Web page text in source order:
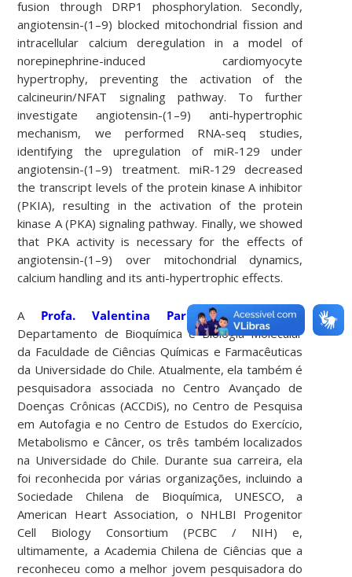
fusion through DRP1 phosphorylation. Secondly,
angiotensin-(1–9) blocked mitochondrial fission and
intracellular calcium deregulation in a model of
norepinephrine-induced cardiomyocyte
hypertrophy, preventing the activation of the
calcineurin/NFAT signaling pathway. To further
investigate angiotensin-(1–9) anti-hypertrophic
mechanism, we performed RNA-seq studies,
identifying the upregulation of miR-129 under
angiotensin-(1–9) treatment. miR-129 decreased
the transcript levels of the protein kinase A inhibitor
(PKIA), resulting in the activation of the protein
kinase A (PKA) signaling pathway. Finally, we showed
that PKA activity is necessary for the effects of
angiotensin-(1–9) over mitochondrial dynamics,
calcium handling and its anti-hypertrophic effects.
A Profa. Valentina Parra(Ph.D) é do
Departamento de Bioquímica e Biologia Molecular
da Faculdade de Ciências Químicas e Farmacêuticas
da Universidade do Chile. Atualmente, ela também é
pesquisadora associada no Centro Avançado de
Doenças Crônicas (ACCDiS), no Centro de Pesquisa
em Autofagia e no Centro de Estudos do Exercício,
Metabolismo e Câncer, os três também localizados
na Universidade do Chile. Durante sua carreira, ela
foi reconhecida por várias organizações, incluindo a
Sociedade Chilena de Bioquímica, UNESCO, a
American Heart Association, o NHLBI Progenitor
Cell Biology Consortium (PCBC / NIH) e,
ultimamente, a Academia Chilena de Ciências que a
reconheceu como a melhor jovem pesquisadora do